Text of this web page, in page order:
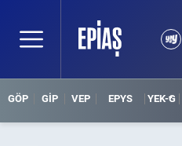
GÖP GİP VEP EPYS YEK-G